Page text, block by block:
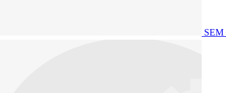
SEM